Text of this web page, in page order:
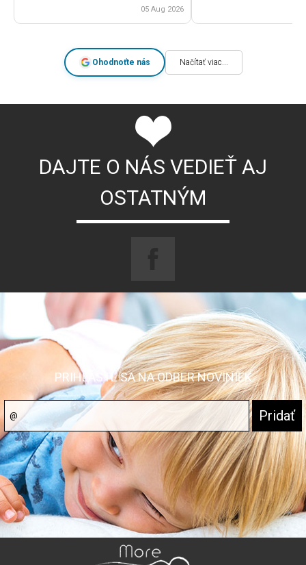
som obchod odporúčal.05 Aug 2026
Ohodnoťte nás Načítať viac...
DAJTE O NÁS VEDIEŤ AJ
OSTATNÝM
PRIHLÁSTE SA NA ODBER NOVINIEK